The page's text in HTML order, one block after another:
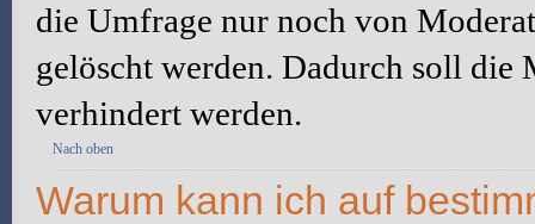
die Umfrage nur noch von
gelöscht werden. Dadurch soll
verhindert werden.
Nach oben
Warum kann ich auf